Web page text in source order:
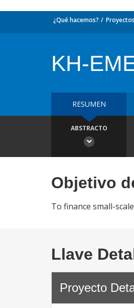
¿Qué hacemos?
KH-
RESUMEN
ABSTRACTO
Objetivo
To finance small-
Llave
Proyecto